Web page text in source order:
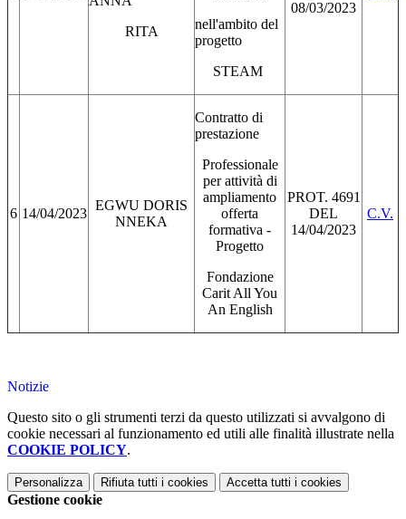
RITA
nell'ambito del
progetto
STEAM
08/03/2023
6 14/04/2023
EGWU DORIS
NNEKA
Contratto di
prestazione
Professionale
per attività di
ampliamento
offerta
formativa -
Progetto
Fondazione
Carit All You
An English
PROT. 4691
DEL
14/04/2023
C.V.
Notizie
Questo sito o gli strumenti terzi da questo utilizzati si avvalgono di
cookie necessari al funzionamento ed utili alle finalità illustrate nella
COOKIE POLICY.
Personalizza Rifiuta tutti i cookies Accetta tutti i cookies
Gestione cookie